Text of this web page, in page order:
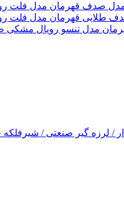
مدل صدف قهرمان مدل فلت
طلایی قهرمان مدل فلت
مدل تنسو رویال مشکی
/ لرزه گیر صنعتی / شیرفلکه